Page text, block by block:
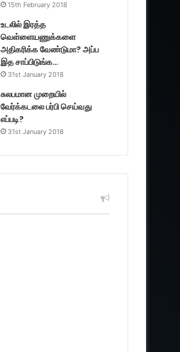
15th February 2018
உடலில் இரத்த
வெள்ளையணுக்களை
அதிகரிக்க வேண்டுமா? அப்ப
இத சாப்பிடுங்க…
31st January 2018
சுலபமான முறையில்
வேர்க்கடலை பர்பி செய்வது
எப்படி?
31st January 2018